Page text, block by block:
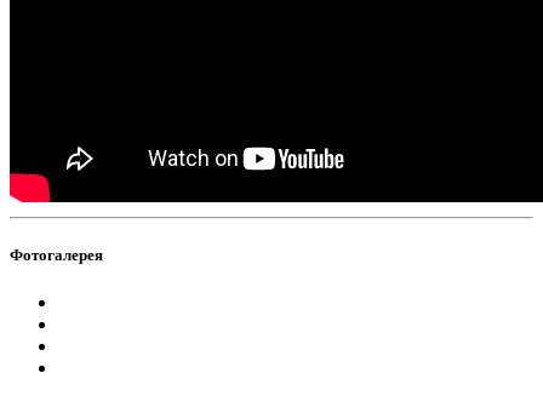
Фотогалерея